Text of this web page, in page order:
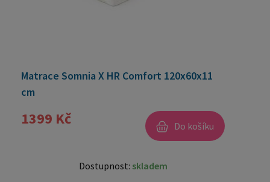
Matrace Somnia X HR Comfort 120x60x11
cm
1399 Kč Do košíku
Dostupnost: skladem